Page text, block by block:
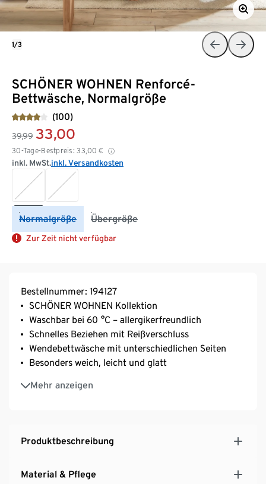
SCHÖNER WOHNEN Renforcé-
Bettwäsche, Normalgröße
(100)
39,99 33,00
30-Tage-Bestpreis: 33,00 €
inkl. MwSt.inkl. Versandkosten
Normalgröße Übergröße
Zur Zeit nicht verfügbar
1/3
Bestellnummer: 194127
SCHÖNER WOHNEN Kollektion
Waschbar bei 60 °C – allergikerfreundlich
Schnelles Beziehen mit Reißverschluss
Wendebettwäsche mit unterschiedlichen Seiten
Besonders weich, leicht und glatt
Mehr anzeigen
Strapazierfähig durch dicht gewebte Fasern
Temperaturausgleichend und saugfähig
Produktbeschreibung
Material & Pflege